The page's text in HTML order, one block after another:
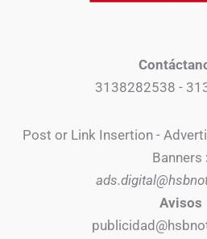
3138282538 -
Post or Link Insertion -
Banners
Avisos